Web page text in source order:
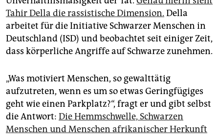
Tahir Della die rassistische Dimension. Della
arbeitet für die Initiative Schwarzer Menschen in
Deutschland (ISD) und beobachtet seit einiger Zeit,
dass körperliche Angriffe auf Schwarze zunehmen.
„Was motiviert Menschen, so gewalttätig
aufzutreten, wenn es um so etwas Geringfügiges
geht wie einen Parkplatz?“, fragt er und gibt selbst
die Antwort: Die Hemmschwelle, Schwarzen
Menschen und Menschen afrikanischer Herkunft